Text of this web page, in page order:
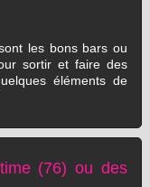
les bons bars ou
sortir et faire des
éléments de
(76) ou des